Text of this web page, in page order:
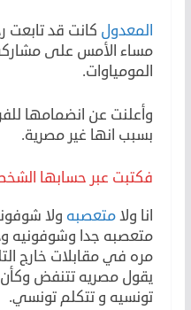
المعدول كانت قد تابعت
مساء الأمس على
المومياوات.
وأعلنت عن انضمامها
بسبب انها غير مصرية.
فكتبت عبر حسابها
انا ولامتعصبه ولا
متعصبه جدا وشوفونيه
مره في مقابلات خارج
يقول مصريه تتنفض
تونسيه و تتكلم تونسي.